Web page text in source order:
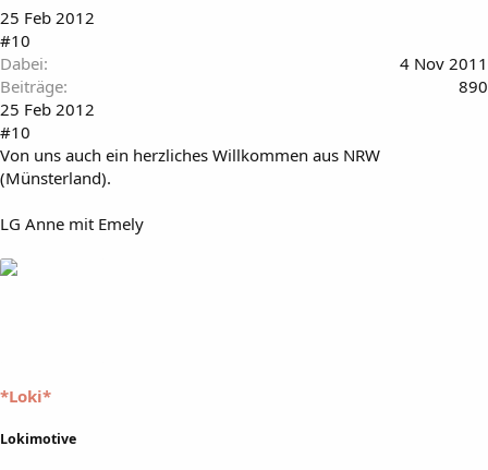
25 Feb 2012
#10
Dabei
4 Nov 2011
Beiträge
890
25 Feb 2012
#10
Von uns auch ein herzliches Willkommen aus NRW
(Münsterland).
LG Anne mit Emely
*Loki*
Lokimotive